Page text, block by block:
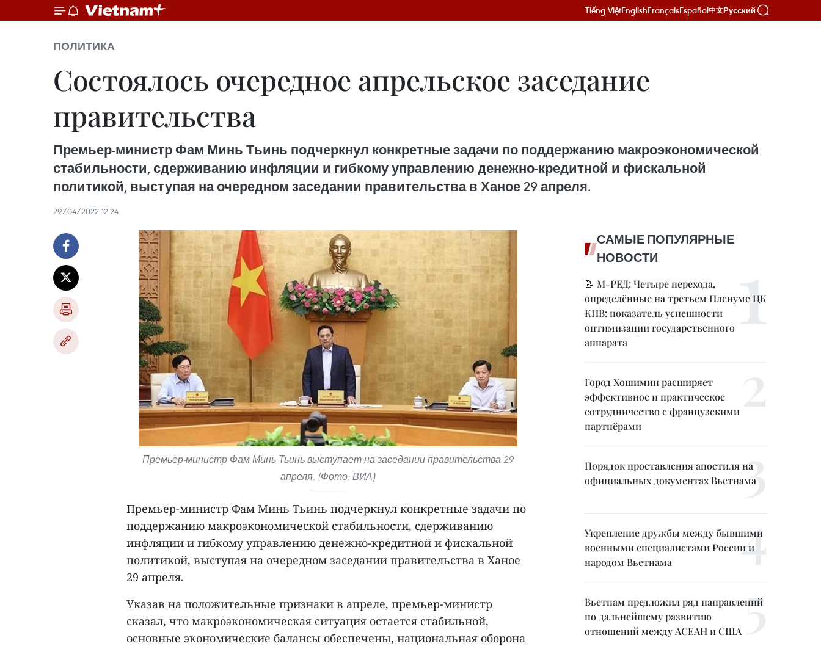
Tiếng ViệtEnglishFrançaisEspañol中文Русский
ПОЛИТИКА
Состоялось очередное апрельское заседание
правительства
Премьер-министр Фам Минь Тьинь подчеркнул конкретные задачи по поддержанию макроэкономической
стабильности, сдерживанию инфляции и гибкому управлению денежно-кредитной и фискальной
политикой, выступая на очередном заседании правительства в Ханое 29 апреля.
29/04/2022 12:24
Премьер-министр Фам Минь Тьинь выступает на заседании правительства 29
апреля. (Фото: ВИА)
Премьер-министр Фам Минь Тьинь подчеркнул конкретные задачи по
поддержанию макроэкономической стабильности, сдерживанию
инфляции и гибкому управлению денежно-кредитной и фискальной
политикой, выступая на очередном заседании правительства в Ханое
29 апреля.
Указав на положительные признаки в апреле, премьер-министр
сказал, что макроэкономическая ситуация остается стабильной,
основные экономические балансы обеспечены, национальная оборона
САМЫЕ ПОПУЛЯРНЫЕ
НОВОСТИ
📝 М-РЕД: Четыре перехода,
определённые на третьем Пленуме ЦК
КПВ: показатель успешности
оптимизации государственного
аппарата
Город Хошимин расширяет
эффективное и практическое
сотрудничество с французскими
партнёрами
Порядок проставления апостиля на
официальных документах Вьетнама
Укрепление дружбы между бывшими
военными специалистами России и
народом Вьетнама
Вьетнам предложил ряд направлений
по дальнейшему развитию
отношений между АСЕАН и США